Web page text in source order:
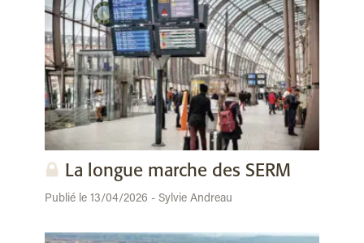
La longue marche des SERM
Publié le 13/04/2026 - Sylvie Andreau